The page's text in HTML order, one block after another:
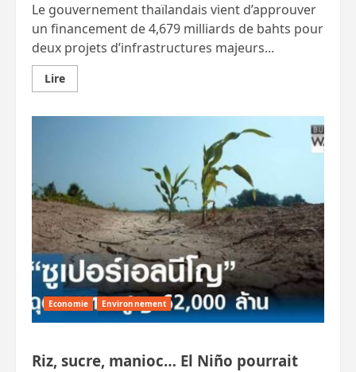
Le gouvernement thaïlandais vient d’approuver
un financement de 4,679 milliards de bahts pour
deux projets d’infrastructures majeurs...
LireEn
savoir
et
Songkhla
financés
par
la
BM.
Le
pont
terrestre
attendra.
Economie Environnement
Riz, sucre, manioc… El Niño pourrait